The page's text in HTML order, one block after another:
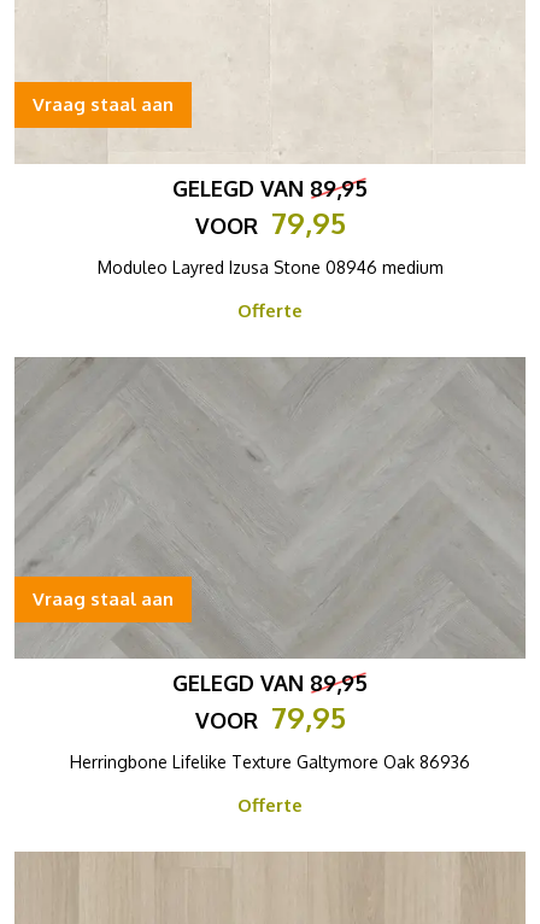
GELEGD VAN 89,95
VOOR 79,95
Moduleo Layred Izusa Stone 08946 medium
Offerte
Vraag staal aan
GELEGD VAN 89,95
VOOR 79,95
Herringbone Lifelike Texture Galtymore Oak 86936
Offerte
Vraag staal aan